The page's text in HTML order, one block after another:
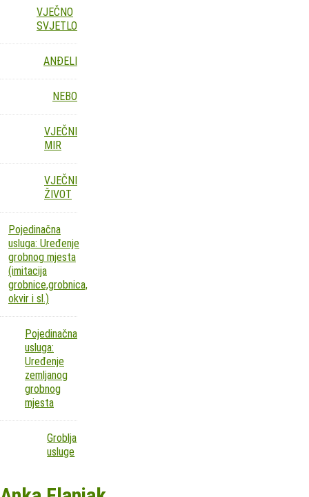
VJEČNO
SVJETLO
ANĐELI
NEBO
VJEČNI
MIR
VJEČNI
ŽIVOT
Pojedinačna
usluga: Uređenje
grobnog mjesta
(imitacija
grobnice,grobnica,
okvir i sl.)
Pojedinačna
usluga:
Uređenje
zemljanog
grobnog
mjesta
Groblja
usluge